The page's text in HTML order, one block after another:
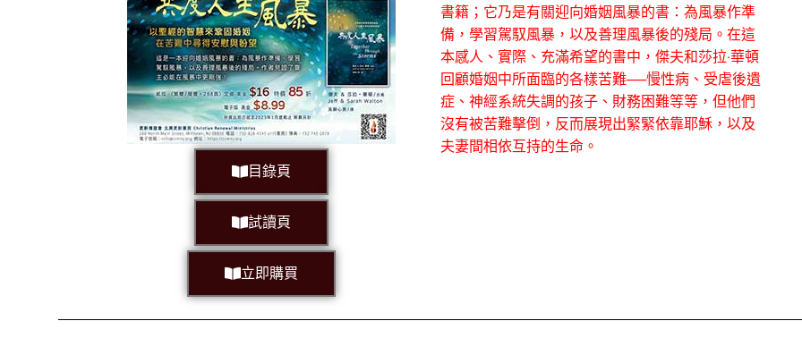
目錄頁
試讀頁
立即購買
書籍；它乃是有關迎向婚姻風暴的書：為風暴作準
備，學習駕馭風暴，以及善理風暴後的殘局。在這
本感人、實際、充滿希望的書中，傑夫和莎拉‧華頓
回顧婚姻中所面臨的各樣苦難──慢性病、受虐後遺
症、神經系統失調的孩子、財務困難等等，但他們
沒有被苦難擊倒，反而展現出緊緊依靠耶穌，以及
夫妻間相依互持的生命。